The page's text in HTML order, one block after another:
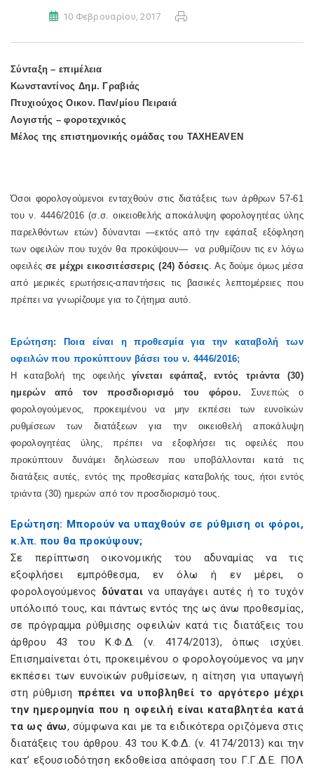
10 Φεβρουαρίου, 2017
Σύνταξη – επιμέλεια
Κωνσταντίνος Δημ. Γραβιάς
Πτυχιούχος Οικον. Παν/μίου Πειραιά
Λογιστής – φοροτεχνικός
Μέλος της επιστημονικής ομάδας του TAXHEAVEN
Όσοι φορολογούμενοι ενταχθούν στις διατάξεις των άρθρων 57-61
του ν. 4446/2016 (σ.σ. οικειοθελής αποκάλυψη φορολογητέας ύλης
παρελθόντων ετών) δύνανται —εκτός από την εφάπαξ εξόφληση
των οφειλών που τυχόν θα προκύψουν— να ρυθμίζουν τις εν λόγω
οφειλές σε μέχρι εικοσιτέσσερις (24) δόσεις. Ας δούμε όμως μέσα
από μερικές ερωτήσεις-απαντήσεις τις βασικές λεπτομέρειες που
πρέπει να γνωρίζουμε για το ζήτημα αυτό.
Ερώτηση: Ποια είναι η προθεσμία για την καταβολή των
οφειλών που προκύπτουν βάσει του ν. 4446/2016;
Η καταβολή της οφειλής γίνεται εφάπαξ, εντός τριάντα (30)
ημερών από τον προσδιορισμό του φόρου. Συνεπώς ο
φορολογούμενος, προκειμένου να μην εκπέσει των ευνοϊκών
ρυθμίσεων των διατάξεων για την οικειοθελή αποκάλυψη
φορολογητέας ύλης, πρέπει να εξοφλήσει τις οφειλές που
προκύπτουν δυνάμει δηλώσεων που υποβάλλονται κατά τις
διατάξεις αυτές, εντός της προθεσμίας καταβολής τους, ήτοι εντός
τριάντα (30) ημερών από τον προσδιορισμό τους.
Ερώτηση: Μπορούν να υπαχθούν σε ρύθμιση οι φόροι,
κ.λπ. που θα προκύψουν;
Σε περίπτωση οικονομικής του αδυναμίας να τις
εξοφλήσει εμπρόθεσμα, εν όλω ή εν μέρει, ο
φορολογούμενος δύναταινα υπαγάγει αυτές ή το τυχόν
υπόλοιπό τους, και πάντως εντός της ως άνω προθεσμίας,
σε πρόγραμμα ρύθμισης οφειλών κατά τις διατάξεις του
άρθρου 43 του Κ.Φ.Δ. (ν. 4174/2013), όπως ισχύει.
Επισημαίνεται ότι, προκειμένου ο φορολογούμενος να μην
εκπέσει των ευνοϊκών ρυθμίσεων, η αίτηση για υπαγωγή
στη ρύθμιση πρέπει να υποβληθεί το αργότερο μέχρι
την ημερομηνία που η οφειλή είναι καταβλητέα κατά
τα ως άνω, σύμφωνα και με τα ειδικότερα οριζόμενα στις
διατάξεις του άρθρου. 43 του Κ.Φ.Δ. (ν. 4174/2013) και την
κατ’ εξουσιοδότηση εκδοθείσα απόφαση του Γ.Γ.Δ.Ε. ΠΟΛ